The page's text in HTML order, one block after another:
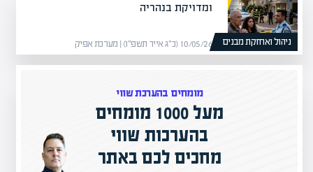
ניהול ואחזקת מבנים
ומדויקת בנהריה
10/05/26 (כ״ג אייר תשפ״ו) | מערכת אפיק
מומחים בהערכת שווי
מעל 1000 מומחים
בהערכות שווי
מחכים לכם באתר